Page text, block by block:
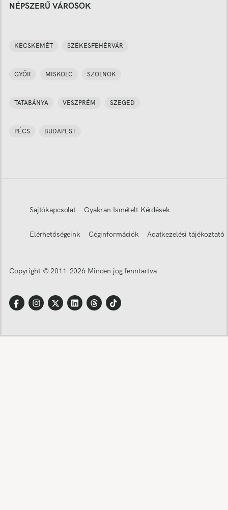
NÉPSZERŰ VÁROSOK
KECSKEMÉT SZÉKESFEHÉRVÁR
GYŐR MISKOLC SZOLNOK
TATABÁNYA VESZPRÉM SZEGED
PÉCS BUDAPEST
Sajtókapcsolat Gyakran Ismételt Kérdések
Elérhetőségeink Céginformációk Adatkezelési tájékoztató
Copyright © 2011-2026 Minden jog fenntartva